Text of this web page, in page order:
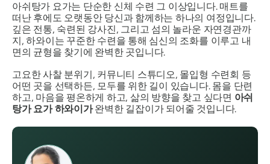
아쉬탕가 요가는 단순한 신체 수련 그 이상입니다. 매트를
떠난 후에도 오랫동안 당신과 함께하는 하나의 여정입니다.
깊은 전통, 숙련된 강사진, 그리고 섬의 놀라운 자연경관까
지, 하와이는 꾸준한 수련을 통해 심신의 조화를 이루고 내
면의 균형을 찾기에 완벽한 곳입니다.
고요한 사찰 분위기, 커뮤니티 스튜디오, 몰입형 수련회 등
어떤 곳을 선택하든, 모두를 위한 길이 있습니다. 몸을 단련
하고, 마음을 평온하게 하고, 삶의 방향을 찾고 싶다면 아쉬
탕가 요가 하와이가완벽한 길잡이가 되어줄 것입니다.